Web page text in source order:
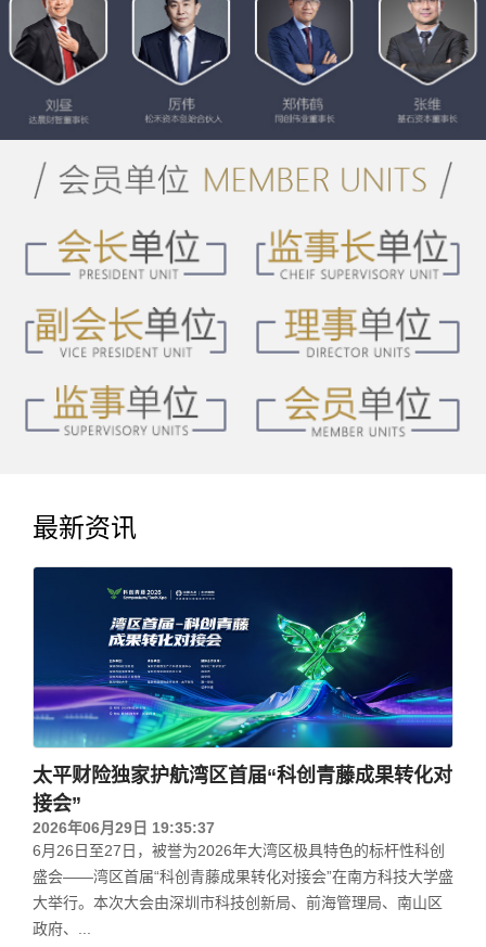
最新资讯
太平财险独家护航湾区首届“科创青藤成果转化对
接会”
2026年06月29日 19:35:37
6月26日至27日，被誉为2026年大湾区极具特色的标杆性科创
盛会——湾区首届“科创青藤成果转化对接会”在南方科技大学盛
大举行。本次大会由深圳市科技创新局、前海管理局、南山区
政府、...